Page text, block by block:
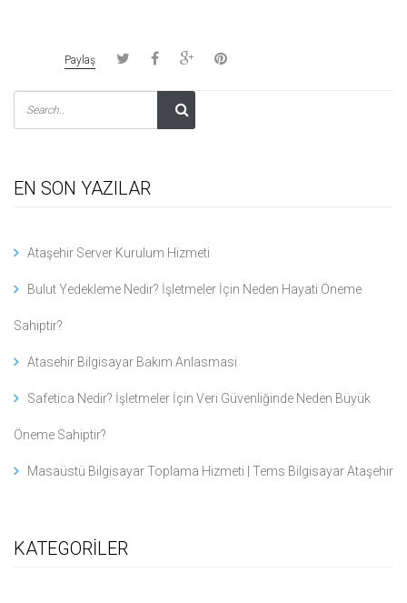
Paylaş
EN SON YAZILAR
Ataşehir Server Kurulum Hizmeti
Bulut Yedekleme Nedir? İşletmeler İçin Neden Hayati Öneme
Sahiptir?
Atasehir Bilgisayar Bakım Anlasmasi
Safetica Nedir? İşletmeler İçin Veri Güvenliğinde Neden Büyük
Öneme Sahiptir?
Masaüstü Bilgisayar Toplama Hizmeti | Tems Bilgisayar Ataşehir
KATEGORİLER